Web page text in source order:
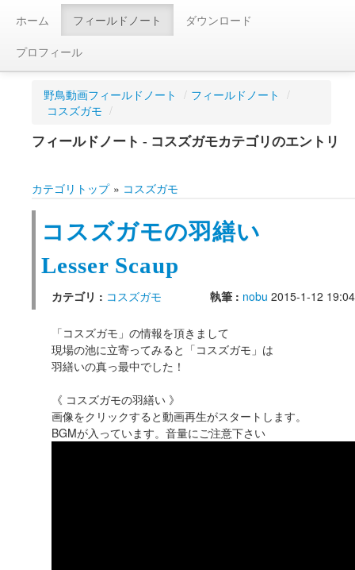
ホーム フィールドノート
ダウンロード
プロフィール
野鳥動画フィールドノート / フィールドノート /
コスズガモ /
フィールドノート - コスズガモカテゴリのエントリ
カテゴリトップ » コスズガモ
コスズガモの羽繕い
Lesser Scaup
カテゴリ : コスズガモ 執筆 : nobu 2015-1-12 19:04
「コスズガモ」の情報を頂きまして
現場の池に立寄ってみると「コスズガモ」は
羽繕いの真っ最中でした！
《 コスズガモの羽繕い 》
画像をクリックすると動画再生がスタートします。
BGMが入っています。音量にご注意下さい